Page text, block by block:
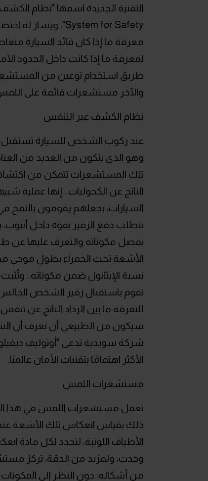
معرفة ما إذا كان قائد السيارة
لمعرفة ما إذا كانت داخل الحدود
طريق استخدام نوعين من
والآخر مستشعرات قائمة على
نظام الكشف عبر التنفس
عند ركوب الشخص للسيارة تستقبل
وهو الذي يتكون من العديد من
تلك المستشعرات تتمكن من اكتشاف
الناتج عن الكحوليات.. إنها عملية
السيارات، بجعلهم يقومون بالنفخ
تتطلب دفع الزفير بقوة داخل
بفصل مكوناته والتعرف عليها عن
الأشعة تحت الحمراء بطول موجي
نسبة الإيثانول ضمن مكوناته..
تقوم باستقبال زفير الشخص
للتفرقة ما بين الرذاذ الناتج عن
سيكون من الطبيعي أن نعرف أن
الأكثر اهتمامًا بتقنيات الأمان عالميًا.
مستشعرات اللمس
تعمل مستشعرات اللمس في هذا
ذلك بقياس انعكاس تلك الأشعة
الأطياف اللونية، لتحدد لكل مادة
وجدت، ولمزيد من الدقة، تركز
من أشكاله، دون النظر إلى